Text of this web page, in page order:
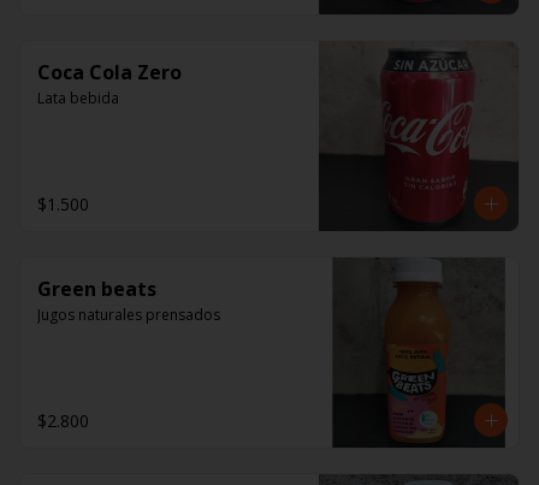
Coca Cola Zero
Lata bebida
$1.500
Green beats
Jugos naturales prensados
$2.800